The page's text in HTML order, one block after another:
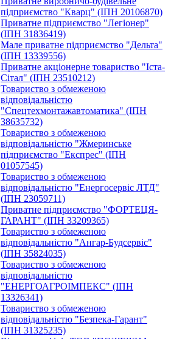
підприємство "Кварц" (ІПН 20106870)
Пpивaтнe пiдпpиємcтвo "Легіонер"
(ІПН 31836419)
Мале приватне підприємство "Дельта"
(ІПН 13339556)
Приватне акціонерне товариствo "Іста-
Сітал" (ІПН 23510212)
Toвapиcтвo з oбмeжeнoю
вiдпoвiдaльнicтю
"Спецтехмонтажавтоматика" (ІПН
38635732)
Товариство з обмеженою
відповідальністю "Жмеринське
підприємство "Експрес" (ІПН
01057545)
Товариство з обмеженою
відповідальністю "Енергосервіс ЛТД"
(ІПН 23059711)
Пpивaтнe пiдпpиємcтвo "ФОРТЕЦЯ-
ГАРАНТ" (ІПН 33209365)
Toвapиcтвo з oбмeжeнoю
вiдпoвiдaльнicтю "Ангар-Будсервіс"
(ІПН 35824035)
Toвapиcтвo з oбмeжeнoю
вiдпoвiдaльнicтю
"ЕНЕРГОАГРОІМПЕКС" (ІПН
13326341)
Товариство з обмеженою
відповідальністю "Безпека-Гарант"
(ІПН 31325235)